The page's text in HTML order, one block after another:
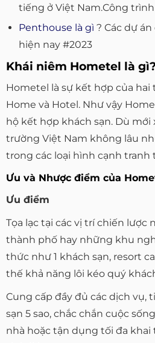
tiếng ở Việt Nam.Công
Penthouse là gì ? Các dự
hiện nay #2023
Khái niêm Hometel là
Hometel là sự kết hợp của
Home và Hotel. Như vậy
hộ kết hợp khách sạn. Dù
trường Việt Nam không lâu
trong các loại hình cạnh tranh
Ưu và Nhược điểm của
Ưu điểm
Tọa lạc tại các vị trí chiến lược
thành phố hay những khu
thức như 1 khách sạn, resort
thế khả năng lôi kéo quý
Cung cấp đầy đủ các dịch vụ,
sạn 5 sao, chắc chắn cuộc
nhà hoặc tận dụng tối đa khai